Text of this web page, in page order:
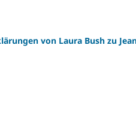
von Laura Bush zu